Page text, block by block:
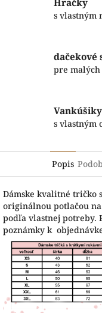
Hračky
s vlastným
dačekové
pre
Vankúšiky
s vlastným
Popis
Dámske kvalitné tričko
originálnou potlačou
podľa vlastnej potreby.
poznámky k